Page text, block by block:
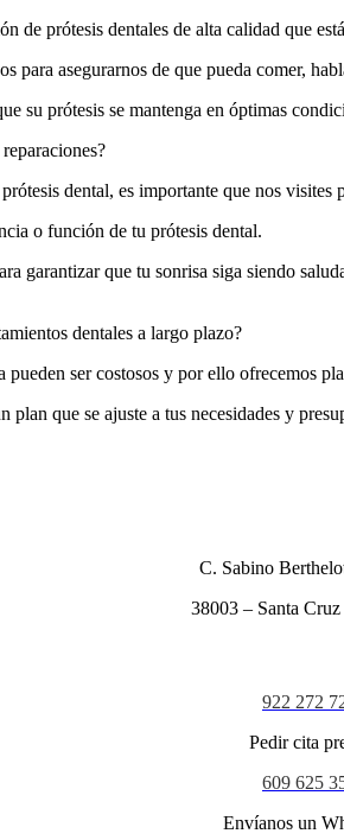
prótesis dentales de alta calidad que
para asegurarnos de que pueda comer,
su prótesis se mantenga en óptimas
dental, es importante que nos visites
o función de tu prótesis dental.
garantizar que tu sonrisa siga siendo
dentales a largo plazo?
ser costosos y por ello ofrecemos
que se ajuste a tus necesidades y
C. Sabino
38003 – Santa
922 272
Pedir cita
609 625
Envíanos un